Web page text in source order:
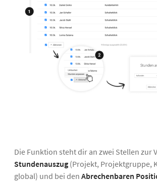
Die Funktion steht dir an zwei Stellen zur
Stundenauszug (Projekt, Projektgruppe,
global) und bei den Abrechenbaren